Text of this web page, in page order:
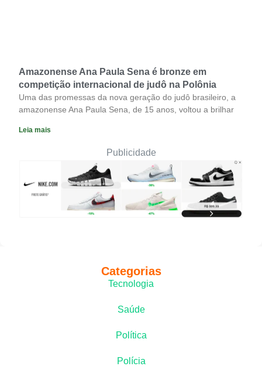
Amazonense Ana Paula Sena é bronze em
competição internacional de judô na Polônia
Uma das promessas da nova geração do judô brasileiro, a
amazonense Ana Paula Sena, de 15 anos, voltou a brilhar
Leia mais
Publicidade
Categorias
Tecnologia
Saúde
Política
Polícia